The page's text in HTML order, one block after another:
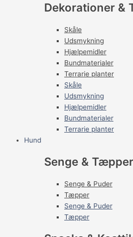
Dekorationer &
Skåle
Udsmykning
Hjælpemidler
Bundmaterialer
Terrarie planter
Skåle
Udsmykning
Hjælpemidler
Bundmaterialer
Terrarie planter
Hund
Senge & Tæpper
Senge & Puder
Tæpper
Senge & Puder
Tæpper